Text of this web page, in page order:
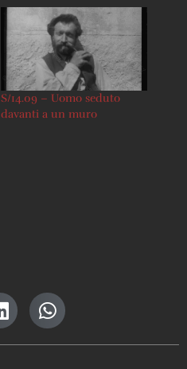
S/14.09 – Uomo seduto
davanti a un muro